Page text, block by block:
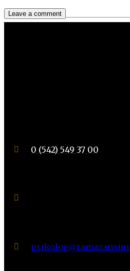
0 (542) 549 37 00